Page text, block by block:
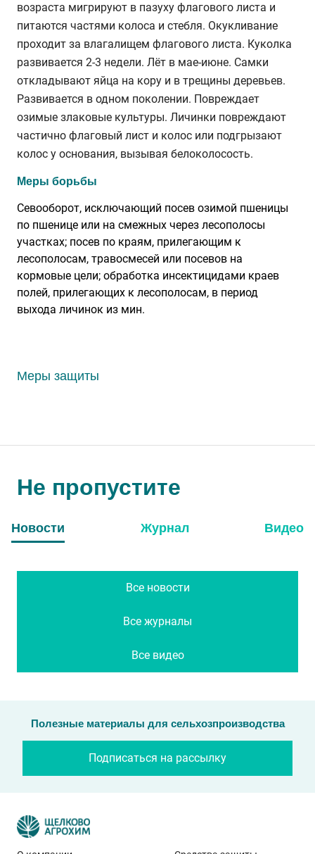
возраста мигрируют в пазуху флагового листа и
питаются частями колоса и стебля. Окукливание
проходит за влагалищем флагового листа. Куколка
развивается 2-3 недели. Лёт в мае-июне. Самки
откладывают яйца на кору и в трещины деревьев.
Развивается в одном поколении. Повреждает
озимые злаковые культуры. Личинки повреждают
частично флаговый лист и колос или подгрызают
колос у основания, вызывая белоколосость.
Меры борьбы
Севооборот, исключающий посев озимой пшеницы
по пшенице или на смежных через лесополосы
участках; посев по краям, прилегающим к
лесополосам, травосмесей или посевов на
кормовые цели; обработка инсектицидами краев
полей, прилегающих к лесополосам, в период
выхода личинок из мин.
Меры защиты
Не пропустите
Новости Журнал Видео
Все новости
Все журналы
Все видео
Полезные материалы для сельхозпроизводства
Подписаться на рассылку